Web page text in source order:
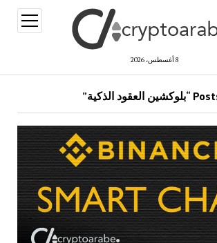
8 أغسطس، 2026
open
menu